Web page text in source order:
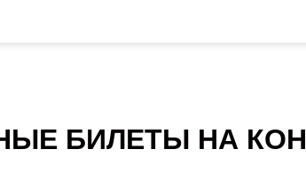
БИЛЕТЫ НА